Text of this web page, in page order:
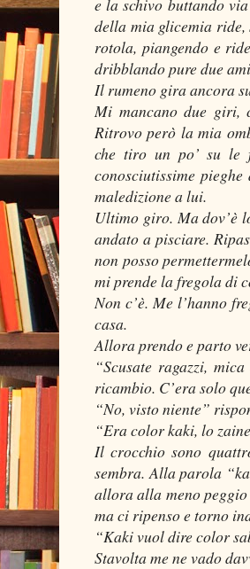
della mia glicemia ride,
rotola, piangendo e
dribblando pure due
Il rumeno gira ancora
Mi mancano due giri,
Ritrovo però la mia
che tiro un po’ su le
conosciutissime
maledizione a lui.
Ultimo giro. Ma dov’è
andato a pisciare.
non posso
mi prende la fregola di
Non c’è. Me l’hanno
casa.
Allora prendo e parto
“Scusate ragazzi,
ricambio. C’era solo
“No, visto niente”
“Era color kaki, lo
Il crocchio sono
sembra. Alla parola
allora alla meno
ma ci ripenso e torno
“Kaki vuol dire color
Stavolta me ne vado